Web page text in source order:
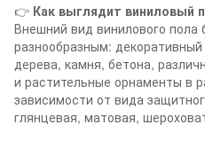
👉 Как выглядит виниловый
Внешний вид винилового пола
разнообразным:
дерева, камня, бетона,
и растительные орнаменты в
зависимости от вида
глянцевая, матовая,